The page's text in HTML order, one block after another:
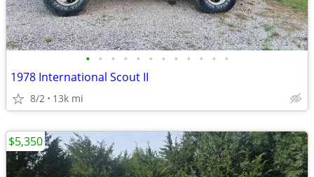
• • • • • • • • • • • •
1978 International Scout II
8/2 13k mi
$5,350